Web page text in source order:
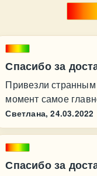
Спасибо за
Привезли
момент самое
Светлана, 24.03.2022
Спасибо за